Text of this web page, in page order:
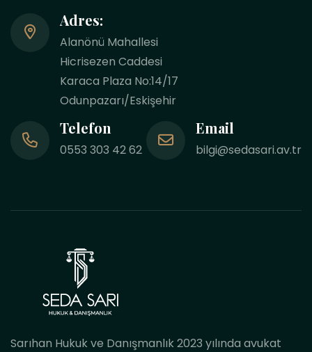
Adres:
Alanönü Mahallesi
Hicrisezen Caddesi
Karaca Plaza No:14/17
Odunpazarı/Eskişehir
Telefon
0553 303 42 62
Email
bilgi@sedasari.av.tr
Sarıhan Hukuk ve Danışmanlık 2023 yılında avukat